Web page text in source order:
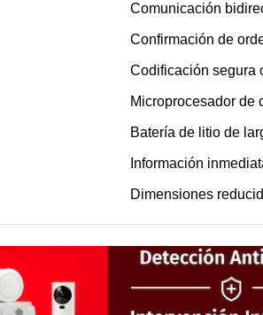
Comunicación
Confirmación de
Codificación segura
Microprocesador de
Batería de litio de
Información
Dimensiones